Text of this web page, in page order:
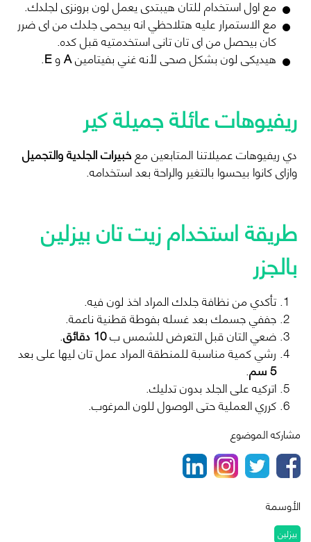
مع اول استخدام للتان هيبتدى يعمل لون برونزى لجلدك.
مع الاستمرار عليه هتلاحظي انه بيحمى جلدك من اى ضرر
كان بيحصل من اى تان تانى استخدمتيه قبل كده.
هيديكى لون بشكل صحى لأنه غني بفيتامينAوE
.
ريفيوهات عائلة جميلة كير
دي ريفيوهات عميلاتنا المتابعين معخبيرات الجلدية والتجميل
وازاى كانوا بيحسوا بالتغير والراحة بعد استخدامه.
طريقة استخدام زيت تان بيزلين
بالجزر
تأكدي من نظافة جلدك المراد اخذ لون فيه.
جففي جسمك بعد غسله بفوطة قطنية ناعمة.
ضعي التان قبل التعرض للشمس ب10 دقائق .
رشي كمية مناسبة للمنطقة المراد عمل تان ليها على بعد
5 سم .
اتركيه على الجلد بدون تدليك.
كرري العملية حتى الوصول للون المرغوب.
مشاركه الموضوع
الأوسمة
بيزلين